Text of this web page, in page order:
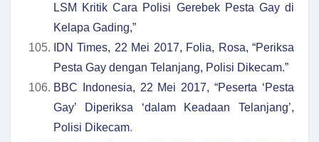
LSM Kritik Cara Polisi Gerebek Pesta Gay di
Kelapa Gading,”
IDN Times, 22 Mei 2017, Folia, Rosa, “Periksa
Pesta Gay dengan Telanjang, Polisi Dikecam.”
BBC Indonesia, 22 Mei 2017, “Peserta ‘Pesta
Gay’ Diperiksa ‘dalam Keadaan Telanjang’,
Polisi Dikecam.